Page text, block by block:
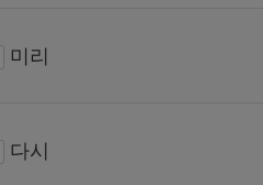
미리
다시